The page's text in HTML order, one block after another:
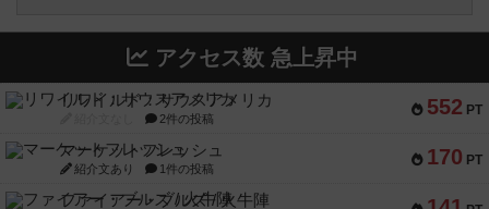
アクセス数 急上昇中
552 PT
リワイルド：サウスアメリカ
2件の投稿
170 PT
マーケットフレッシュ
紹介文あり 1件の投稿
ファイアー・ブルズ / 火牛陣